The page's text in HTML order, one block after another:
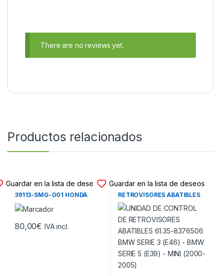
There are no reviews yet.
Productos relacionados
Guardar en la lista de deseos
UNIDAD INTERFACE USB
39113-SMG-G01 HONDA
CIVIC VIII (2006-2011)
80,00€ IVA incl.
Guardar en la lista de deseos
UNIDAD DE CONTROL DE
RETROVISORES ABATIBLES
61.35-8376506 BMW SERIE 3
(E46) – BMW SERIE 5 (E39) –
MINI (2000-2005)